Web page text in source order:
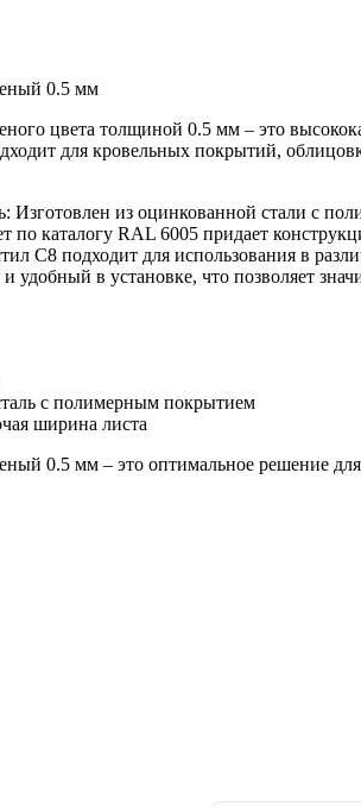
0.5 мм
цвета толщиной 0.5 мм – это
для кровельных покрытий,
Изготовлен из оцинкованной стали с
по каталогу RAL 6005 придает
С8 подходит для использования в
в установке, что позволяет
с полимерным покрытием
ширина листа
0.5 мм – это оптимальное решение для